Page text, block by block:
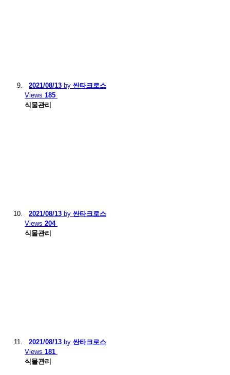
2021/08/13 by 싼타크로스
Views 185
식물관리
2021/08/13 by 싼타크로스
Views 204
식물관리
2021/08/13 by 싼타크로스
Views 181
식물관리